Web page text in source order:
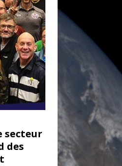
secteur
des